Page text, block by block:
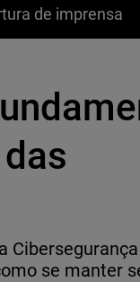
de imprensa
se manter